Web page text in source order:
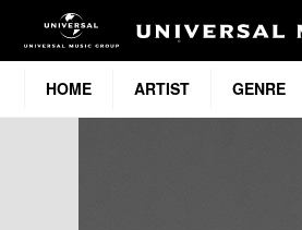
HOME ARTIST GENRE